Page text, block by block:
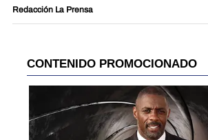
Redacción La Prensa